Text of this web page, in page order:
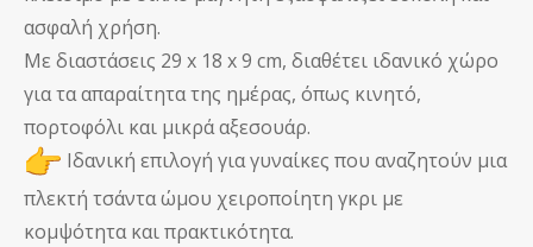
ασφαλή χρήση.
Με διαστάσεις 29 x 18 x 9 cm, διαθέτει ιδανικό χώρο
για τα απαραίτητα της ημέρας, όπως κινητό,
πορτοφόλι και μικρά αξεσουάρ.
Ιδανική επιλογή για γυναίκες που αναζητούν μια
πλεκτή τσάντα ώμου χειροποίητη γκρι με
κομψότητα και πρακτικότητα.